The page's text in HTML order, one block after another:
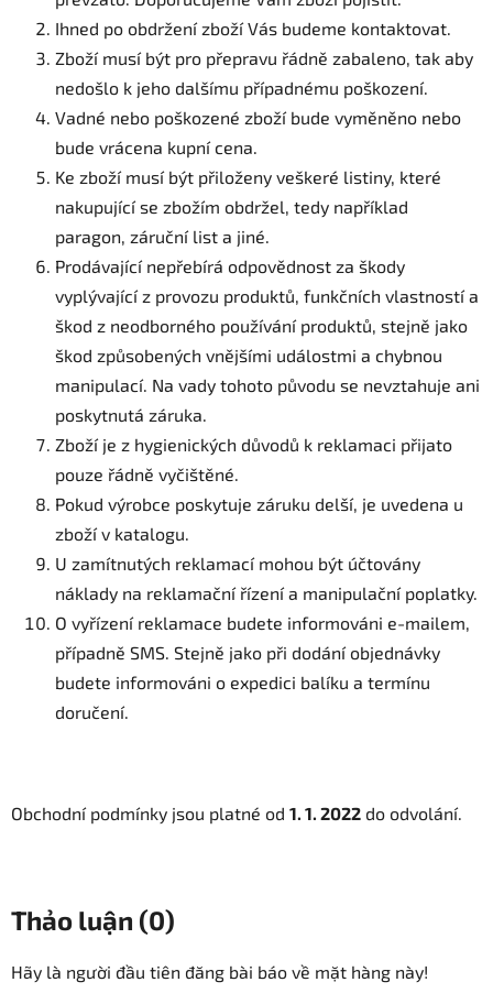
Ihned po obdržení zboží Vás budeme kontaktovat.
Zboží musí být pro přepravu řádně zabaleno, tak aby
nedošlo k jeho dalšímu případnému poškození.
Vadné nebo poškozené zboží bude vyměněno nebo
bude vrácena kupní cena.
Ke zboží musí být přiloženy veškeré listiny, které
nakupující se zbožím obdržel, tedy například
paragon, záruční list a jiné.
Prodávající nepřebírá odpovědnost za škody
vyplývající z provozu produktů, funkčních vlastností a
škod z neodborného používání produktů, stejně jako
škod způsobených vnějšími událostmi a chybnou
manipulací. Na vady tohoto původu se nevztahuje ani
poskytnutá záruka.
Zboží je z hygienických důvodů k reklamaci přijato
pouze řádně vyčištěné.
Pokud výrobce poskytuje záruku delší, je uvedena u
zboží v katalogu.
U zamítnutých reklamací mohou být účtovány
náklady na reklamační řízení a manipulační poplatky.
O vyřízení reklamace budete informováni e-mailem,
případně SMS. Stejně jako při dodání objednávky
budete informováni o expedici balíku a termínu
doručení.
Obchodní podmínky jsou platné od 1. 1. 2022 do odvolání.
Thảo luận (0)
Hãy là người đầu tiên đăng bài báo về mặt hàng này!